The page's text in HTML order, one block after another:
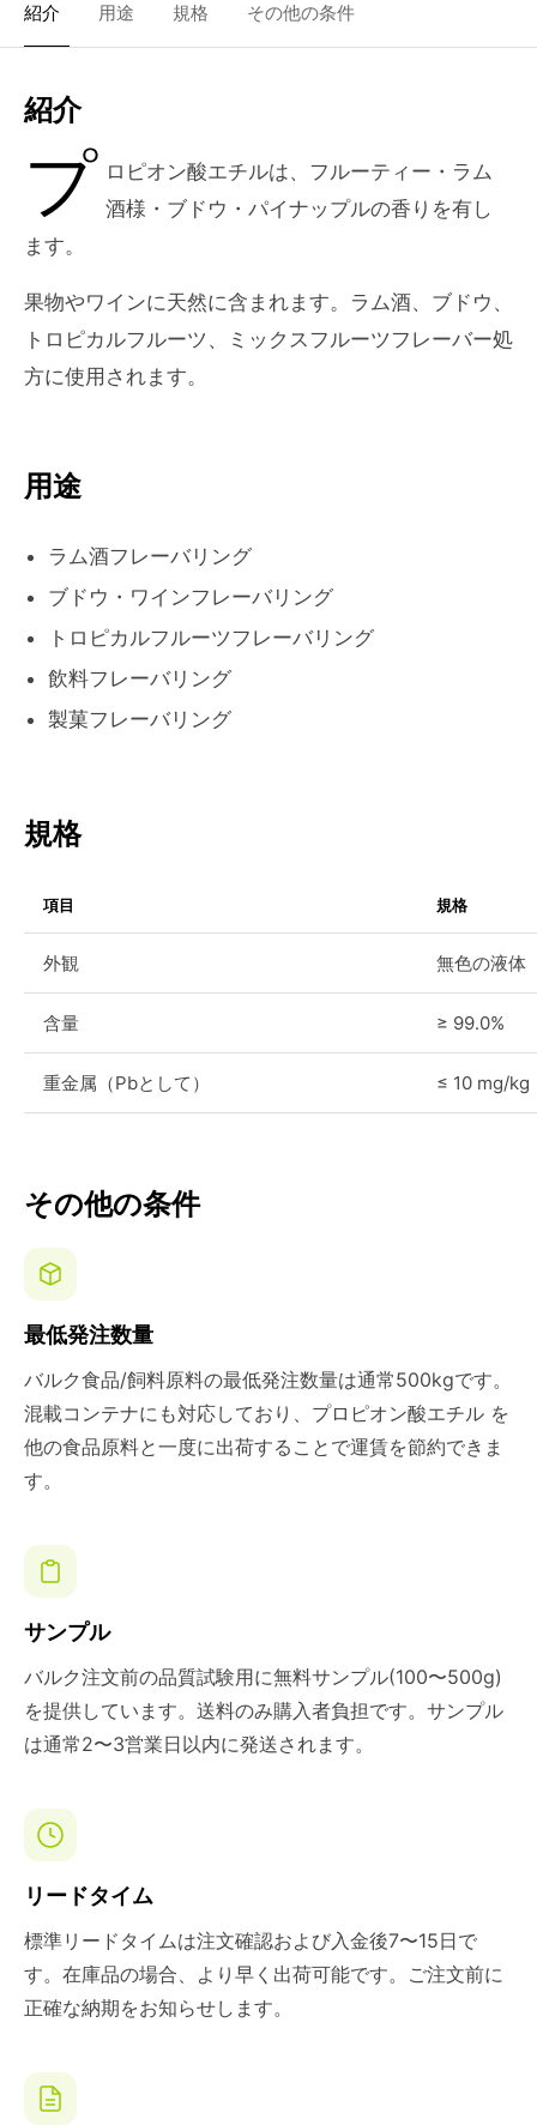
紹介 用途 規格 その他の条件
紹介
プ ロピオン酸エチルは、フルーティー・ラム
酒様・ブドウ・パイナップルの香りを有し
ます。
果物やワインに天然に含まれます。ラム酒、ブドウ、
トロピカルフルーツ、ミックスフルーツフレーバー処
方に使用されます。
用途
ラム酒フレーバリング
ブドウ・ワインフレーバリング
トロピカルフルーツフレーバリング
飲料フレーバリング
製菓フレーバリング
規格
項目 規格
外観 無色の液体
含量 ≥ 99.0%
重金属（Pbとして） ≤ 10 mg/kg
その他の条件
最低発注数量
バルク食品/飼料原料の最低発注数量は通常500kgです。
混載コンテナにも対応しており、プロピオン酸エチル を
他の食品原料と一度に出荷することで運賃を節約できま
す。
サンプル
バルク注文前の品質試験用に無料サンプル(100〜500g)
を提供しています。送料のみ購入者負担です。サンプル
は通常2〜3営業日以内に発送されます。
リードタイム
標準リードタイムは注文確認および入金後7〜15日で
す。在庫品の場合、より早く出荷可能です。ご注文前に
正確な納期をお知らせします。